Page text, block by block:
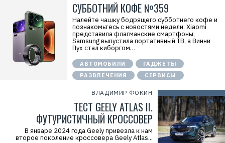
СУББОТНИЙ КОФЕ №359
Налейте чашку бодрящего субботнего кофе и
познакомьтесь с новостями недели. Xiaomi
представила флагманские смартфоны,
Samsung выпустила портативный ТВ, а Винни
Пух стал киборгом…
АВТОМОБИЛИ
ГАДЖЕТЫ
РАЗВЛЕЧЕНИЯ
СЕРВИСЫ
ВЛАДИМИР ФОКИН
ТЕСТ GEELY ATLAS II.
ФУТУРИСТИЧНЫЙ КРОССОВЕР
В январе 2024 года Geely привезла к нам
второе поколение кроссовера Geely Atlas...